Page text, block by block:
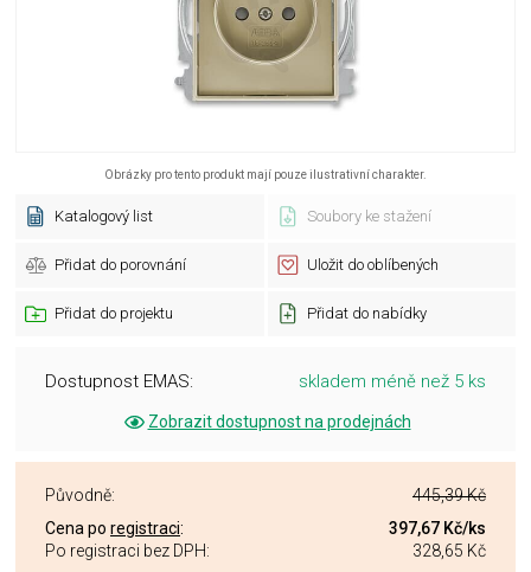
Obrázky pro tento produkt mají pouze ilustrativní charakter.
Katalogový list Soubory ke stažení
Přidat do porovnání Uložit do oblíbených
Přidat do projektu Přidat do nabídky
Dostupnost EMAS: skladem méně než 5 ks
Zobrazit dostupnost na prodejnách
Původně:
445,39 Kč
Cena po registraci: 397,67 Kč/ks
Po registraci bez DPH:
328,65 Kč